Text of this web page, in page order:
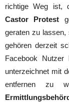
richtige Weg ist,
Castor Protest
geraten zu lassen,
gehören derzeit
Facebook Nutzer
unterzeichnet mit
entfernen zu